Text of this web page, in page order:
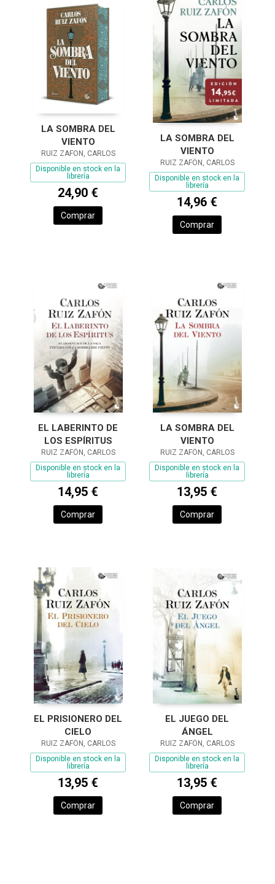
LA SOMBRA DEL
VIENTO
RUIZ ZAFON, CARLOS
Disponible en stock en la
librería
24,90 €
Comprar
LA SOMBRA DEL
VIENTO
RUIZ ZAFÓN, CARLOS
Disponible en stock en la
librería
14,96 €
Comprar
EL LABERINTO DE
LOS ESPÍRITUS
RUIZ ZAFÓN, CARLOS
Disponible en stock en la
librería
14,95 €
Comprar
LA SOMBRA DEL
VIENTO
RUIZ ZAFÓN, CARLOS
Disponible en stock en la
librería
13,95 €
Comprar
EL PRISIONERO DEL
CIELO
RUIZ ZAFÓN, CARLOS
Disponible en stock en la
librería
13,95 €
Comprar
EL JUEGO DEL
ÁNGEL
RUIZ ZAFÓN, CARLOS
Disponible en stock en la
librería
13,95 €
Comprar